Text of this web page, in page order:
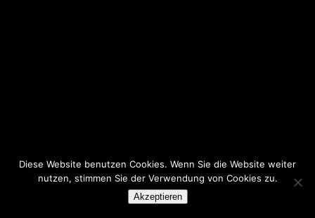
Diese Website benutzen Cookies. Wenn Sie die Website weiter
nutzen, stimmen Sie der Verwendung von Cookies zu.
Akzeptieren